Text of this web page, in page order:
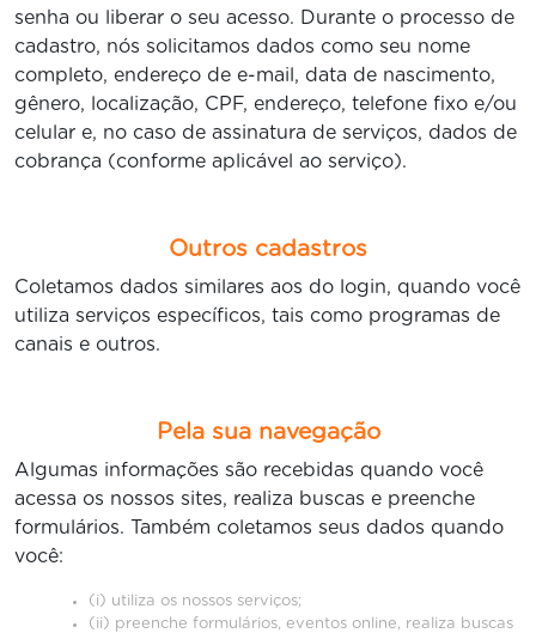
senha ou liberar o seu acesso. Durante o processo de
cadastro, nós solicitamos dados como seu nome
completo, endereço de e-mail, data de nascimento,
gênero, localização, CPF, endereço, telefone fixo e/ou
celular e, no caso de assinatura de serviços, dados de
cobrança (conforme aplicável ao serviço).
Outros cadastros
Coletamos dados similares aos do login, quando você
utiliza serviços específicos, tais como programas de
canais e outros.
Pela sua navegação
Algumas informações são recebidas quando você
acessa os nossos sites, realiza buscas e preenche
formulários. Também coletamos seus dados quando
você:
(i) utiliza os nossos serviços;
(ii) preenche formulários, eventos online, realiza buscas